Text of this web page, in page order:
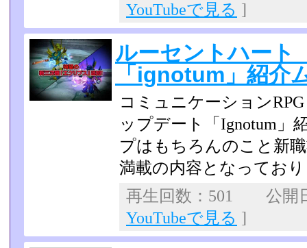
YouTubeで見る ]
ルーセントハー
「ignotum」紹介
コミュニケーション
ップデート「Ignotum」
プはもちろんのこと新
満載の内容となってお
再生回数：501 公開
YouTubeで見る ]